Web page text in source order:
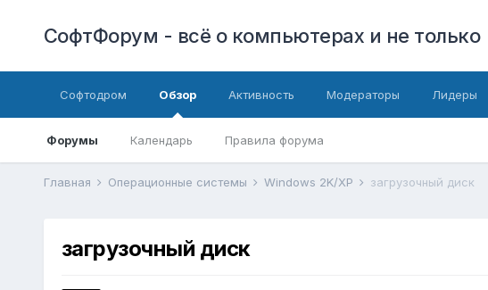
СофтФорум - всё о компьютерах и не только
Софтодром Обзор
Форумы Календарь Правила форума
Активность Модераторы Лидеры
Главная Операционные системы Windows 2K/XP загрузочный диск
загрузочный диск